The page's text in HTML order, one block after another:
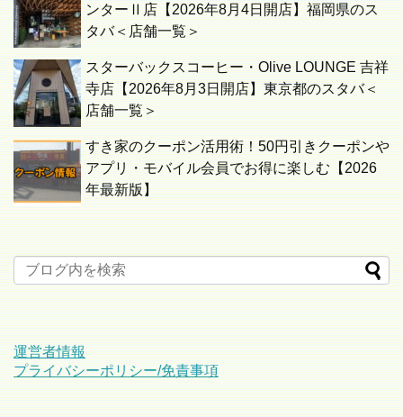
ンターⅡ店【2026年8月4日開店】福岡県のス
タバ＜店舗一覧＞
スターバックスコーヒー・Olive LOUNGE 吉祥
寺店【2026年8月3日開店】東京都のスタバ＜
店舗一覧＞
すき家のクーポン活用術！50円引きクーポンや
アプリ・モバイル会員でお得に楽しむ【2026
年最新版】
運営者情報
プライバシーポリシー/免責事項